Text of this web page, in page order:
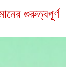
গুরুত্বপূর্ণ